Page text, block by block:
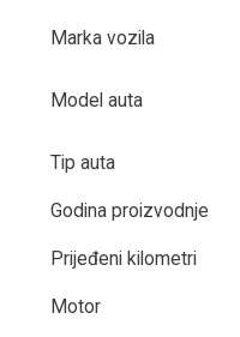
Marka vozila
Model auta
Tip auta
Godina proizvodnje
Prijeđeni kilometri
Motor